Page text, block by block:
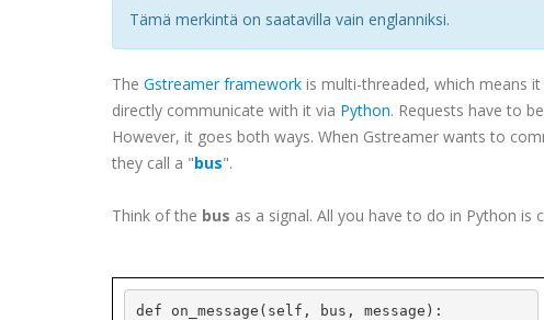
Tämä merkintä on saatavilla vain englanniksi.
The Gstreamerframework is multi-threaded, which means
directly communicate with it via Python. Requests have to
However, it goes both ways. When Gstreamer wants to
they call a "bus".
Think of the bus as a signal. All you have to do in Python
def on_message(self, bus, message):